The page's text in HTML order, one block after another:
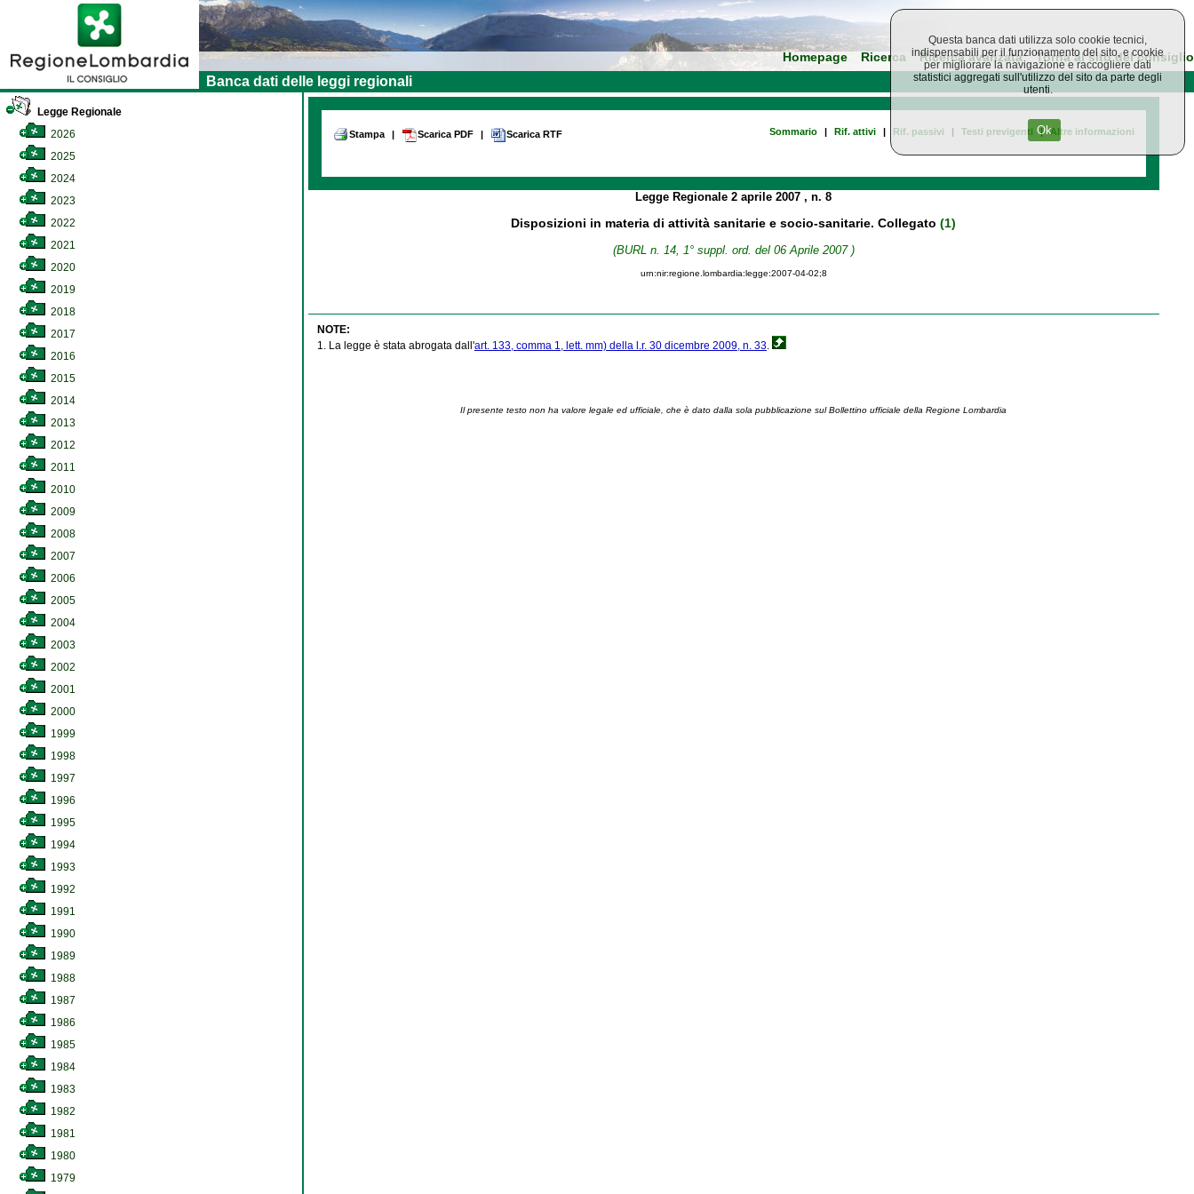
Homepage Ricerca Ricerca avanzata Torna al sito del consiglio
Banca dati delle leggi regionali
Legge Regionale
2026
2025
2024
2023
2022
2021
2020
2019
2018
2017
2016
2015
2014
2013
2012
2011
2010
2009
2008
2007
2006
2005
2004
2003
2002
2001
2000
1999
1998
1997
1996
1995
1994
1993
1992
1991
1990
1989
1988
1987
1986
1985
1984
1983
1982
1981
1980
1979
Stampa | Scarica PDF | Scarica RTF Sommario | Rif. attivi | Rif. passivi | Testi previgenti | Altre informazioni
Legge Regionale2 aprile 2007, n. 8
Disposizioni in materia di attività sanitarie e socio-sanitarie. Collegato(1)
(BURL n. 14, 1° suppl. ord. del 06 Aprile 2007 )
urn:nir:regione.lombardia:legge:2007-04-02;8
NOTE:
1. La legge è stata abrogata dall'art. 133, comma 1, lett. mm) della l.r. 30 dicembre 2009, n. 33
Il presente testo non ha valore legale ed ufficiale, che è dato dalla sola pubblicazione sul Bollettino ufficiale della Regione Lombardia
Questa banca dati utilizza solo cookie tecnici,
indispensabili per il funzionamento del sito, e cookie
per migliorare la navigazione e raccogliere dati
statistici aggregati sull'utilizzo del sito da parte degli
utenti.
Ok